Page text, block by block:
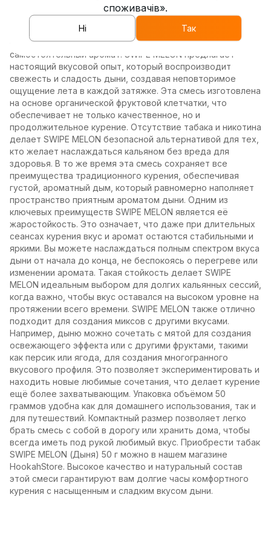
вкус спелой дыни, который добавляет особое
удовольствие во время курения кальяна. Дыня известна
своим нежным и сочным вкусом, который прекрасно
сочетается с другими фруктами или же выступает как
самостоятельный аромат. SWIPE MELON предлагает
настоящий вкусовой опыт, который воспроизводит
свежесть и сладость дыни, создавая неповторимое
ощущение лета в каждой затяжке. Эта смесь изготовлена
на основе органической фруктовой клетчатки, что
обеспечивает не только качественное, но и
продолжительное курение. Отсутствие табака и никотина
делает SWIPE MELON безопасной альтернативой для тех,
кто желает наслаждаться кальяном без вреда для
здоровья. В то же время эта смесь сохраняет все
преимущества традиционного курения, обеспечивая
густой, ароматный дым, который равномерно наполняет
пространство приятным ароматом дыни. Одним из
ключевых преимуществ SWIPE MELON является её
жаростойкость. Это означает, что даже при длительных
сеансах курения вкус и аромат остаются стабильными и
яркими. Вы можете наслаждаться полным спектром вкуса
дыни от начала до конца, не беспокоясь о перегреве или
изменении аромата. Такая стойкость делает SWIPE
MELON идеальным выбором для долгих кальянных сессий,
когда важно, чтобы вкус оставался на высоком уровне на
протяжении всего времени. SWIPE MELON также отлично
подходит для создания миксов с другими вкусами.
Например, дыню можно сочетать с мятой для создания
освежающего эффекта или с другими фруктами, такими
как персик или ягода, для создания многогранного
вкусового профиля. Это позволяет экспериментировать и
находить новые любимые сочетания, что делает курение
ещё более захватывающим. Упаковка объёмом 50
граммов удобна как для домашнего использования, так и
для путешествий. Компактный размер позволяет легко
брать смесь с собой в дорогу или хранить дома, чтобы
всегда иметь под рукой любимый вкус. Приобрести табак
SWIPE MELON (Дыня) 50 г можно в нашем магазине
HookahStore. Высокое качество и натуральный состав
этой смеси гарантируют вам долгие часы комфортного
курения с насыщенным и сладким вкусом дыни.
споживачів».
Ні Так